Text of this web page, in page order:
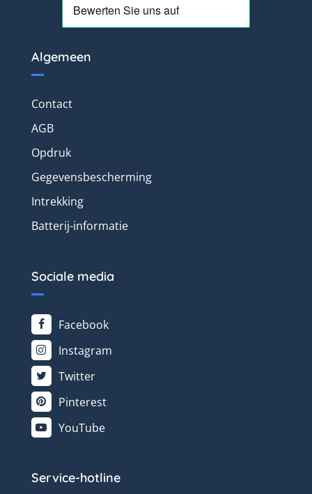
Algemeen
Contact
AGB
Opdruk
Gegevensbescherming
Intrekking
Batterij-informatie
Sociale media
Facebook
Instagram
Twitter
Pinterest
YouTube
Service-hotline